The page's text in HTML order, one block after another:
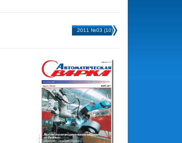
2011 №03 (10)